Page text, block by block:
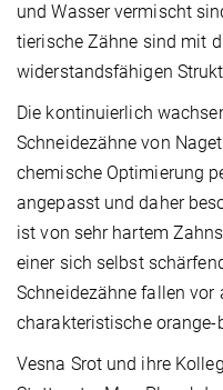
und Wasser vermischt
tierische Zähne sind mit
widerstandsfähigen
Die kontinuierlich
Schneidezähne von
chemische Optimierung
angepasst und daher
ist von sehr hartem
einer sich selbst
Schneidezähne fallen vor
charakteristische orange-
Vesna Srot und ihre